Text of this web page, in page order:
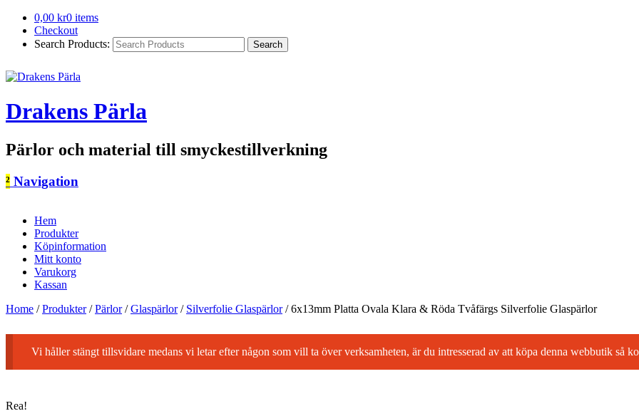
0,00 kr0 items
Checkout
Search Products:
Drakens Pärla
Pärlor och material till smyckestillverkning
² Navigation
Hem
Produkter
Köpinformation
Mitt konto
Varukorg
Kassan
Home / Produkter / Pärlor / Glaspärlor / Silverfolie Glaspärlor / 6x13mm Platta Ovala Klara & Röda Tvåfärgs Silverfolie Glaspärlor
Vi håller stängt tillsvidare medans vi letar efter någon som vill ta över verksamheten, är du intresserad av att köpa denna webbutik så
Rea!